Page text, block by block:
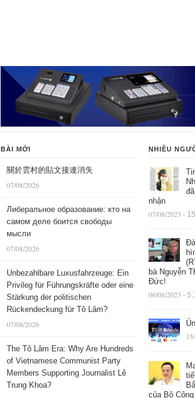
BÀI MỚI
關於雲村的貼文接連消失
07/08/2026
Либеральное образование: кто на
самом деле боится свободы
мысли
07/08/2026
Unbezahlbare Luxusfahrzeuge: Ein
Privileg für Führungskräfte oder eine
Stärkung der politischen
Rückendeckung für Tô Lâm?
07/08/2026
The Tô Lâm Era: Why Are Hundreds
of Vietnamese Communist Party
Members Supporting Journalist Lê
Trung Khoa?
NHIỀU
nhận
07/08/2023 -
bà Nguyễn
Đức!
06/08/2023 -
của Bộ